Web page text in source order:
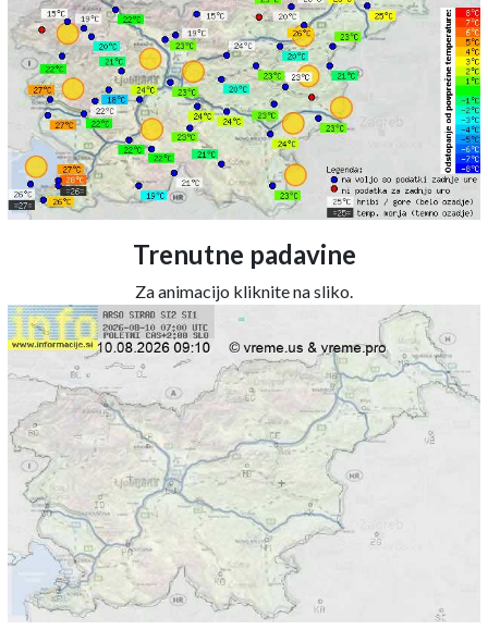
Trenutne padavine
Za animacijo kliknite na sliko.